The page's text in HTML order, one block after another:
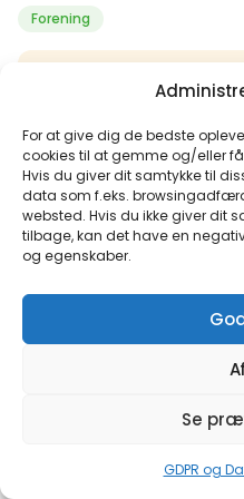
For at give dig de bedste
cookies til at gemme og/eller
Hvis du giver dit samtykke til
data som f.eks.
websted. Hvis du ikke giver dit
tilbage, kan det have en
og egenskaber.
Se
GDPR og
Forening
Tilbage til